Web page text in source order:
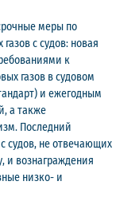
меры по
с судов: новая
к
газов в судовом
и ежегодным
а также
Последний
судов, не отвечающих
и вознаграждения
низко- и